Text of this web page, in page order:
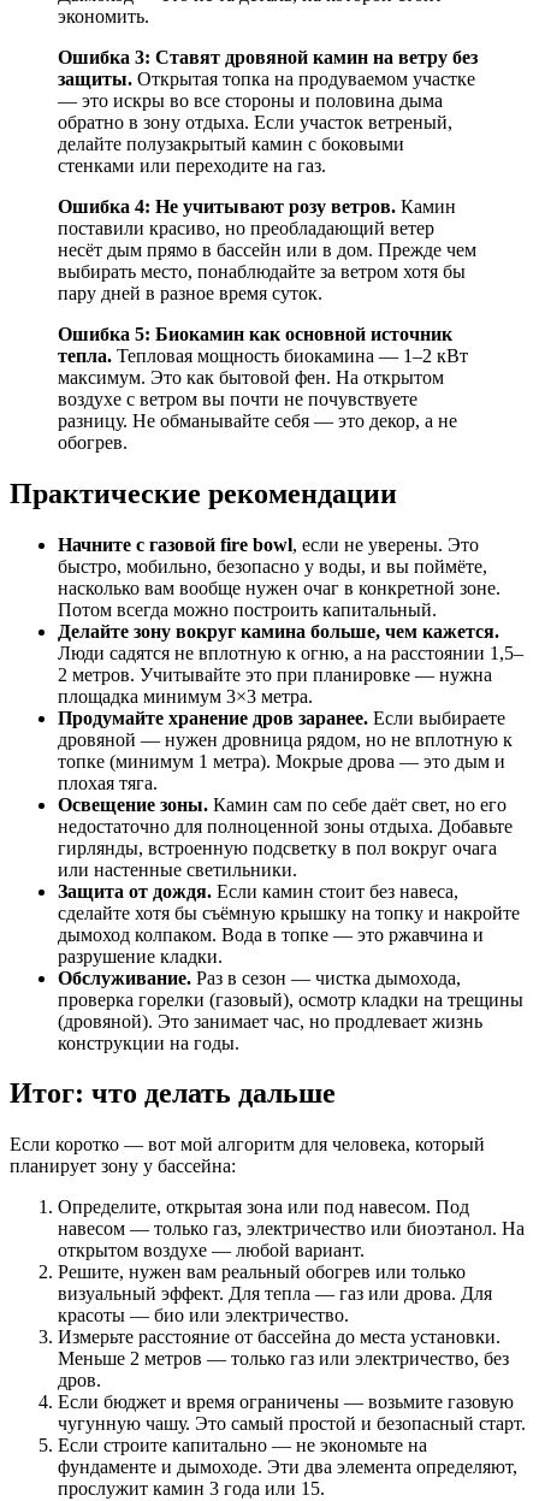
экономить.
Ошибка 3: Ставят дровяной камин на ветру без
защиты. Открытая топка на продуваемом участке
— это искры во все стороны и половина дыма
обратно в зону отдыха. Если участок ветреный,
делайте полузакрытый камин с боковыми
стенками или переходите на газ.
Ошибка 4: Не учитывают розу ветров. Камин
поставили красиво, но преобладающий ветер
несёт дым прямо в бассейн или в дом. Прежде чем
выбирать место, понаблюдайте за ветром хотя бы
пару дней в разное время суток.
Ошибка 5: Биокамин как основной источник
тепла. Тепловая мощность биокамина — 1–2 кВт
максимум. Это как бытовой фен. На открытом
воздухе с ветром вы почти не почувствуете
разницу. Не обманывайте себя — это декор, а не
обогрев.
Практические рекомендации
Начните с газовой fire bowl, если не уверены. Это
быстро, мобильно, безопасно у воды, и вы поймёте,
насколько вам вообще нужен очаг в конкретной зоне.
Потом всегда можно построить капитальный.
Делайте зону вокруг камина больше, чем кажется.
Люди садятся не вплотную к огню, а на расстоянии 1,5–
2 метров. Учитывайте это при планировке — нужна
площадка минимум 3×3 метра.
Продумайте хранение дров заранее. Если выбираете
дровяной — нужен дровница рядом, но не вплотную к
топке (минимум 1 метра). Мокрые дрова — это дым и
плохая тяга.
Освещение зоны. Камин сам по себе даёт свет, но его
недостаточно для полноценной зоны отдыха. Добавьте
гирлянды, встроенную подсветку в пол вокруг очага
или настенные светильники.
Защита от дождя. Если камин стоит без навеса,
сделайте хотя бы съёмную крышку на топку и накройте
дымоход колпаком. Вода в топке — это ржавчина и
разрушение кладки.
Обслуживание. Раз в сезон — чистка дымохода,
проверка горелки (газовый), осмотр кладки на трещины
(дровяной). Это занимает час, но продлевает жизнь
конструкции на годы.
Итог: что делать дальше
Если коротко — вот мой алгоритм для человека, который
планирует зону у бассейна:
Определите, открытая зона или под навесом. Под
навесом — только газ, электричество или биоэтанол. На
открытом воздухе — любой вариант.
Решите, нужен вам реальный обогрев или только
визуальный эффект. Для тепла — газ или дрова. Для
красоты — био или электричество.
Измерьте расстояние от бассейна до места установки.
Меньше 2 метров — только газ или электричество, без
дров.
Если бюджет и время ограничены — возьмите газовую
чугунную чашу. Это самый простой и безопасный старт.
Если строите капитально — не экономьте на
фундаменте и дымоходе. Эти два элемента определяют,
прослужит камин 3 года или 15.